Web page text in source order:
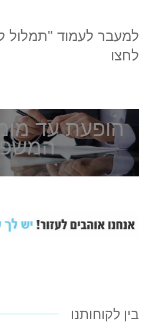
למעבר לעמוד "תמלול
לחצו
הופעת עד
בין לקוחותנו